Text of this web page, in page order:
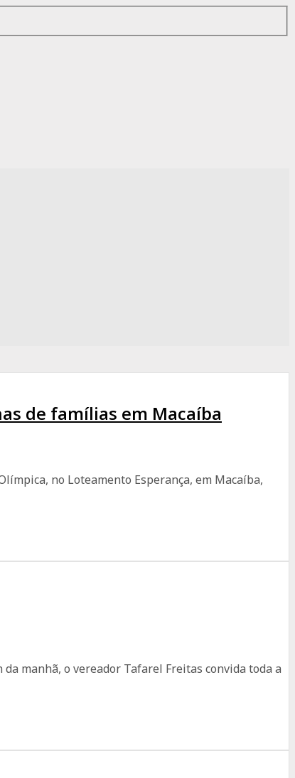
de famílias em Macaíba
no Loteamento Esperança, em Macaíba,
manhã, o vereador Tafarel Freitas convida toda a